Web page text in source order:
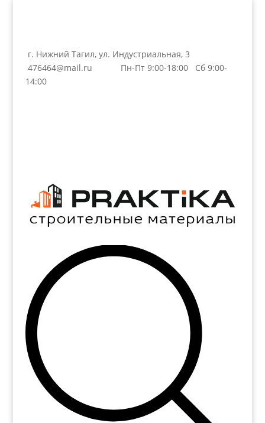
г. Нижний Тагил, ул. Индустриальная, 3
476464@mail.ru
Пн-Пт 9:00-18:00 Сб 9:00-
14:00